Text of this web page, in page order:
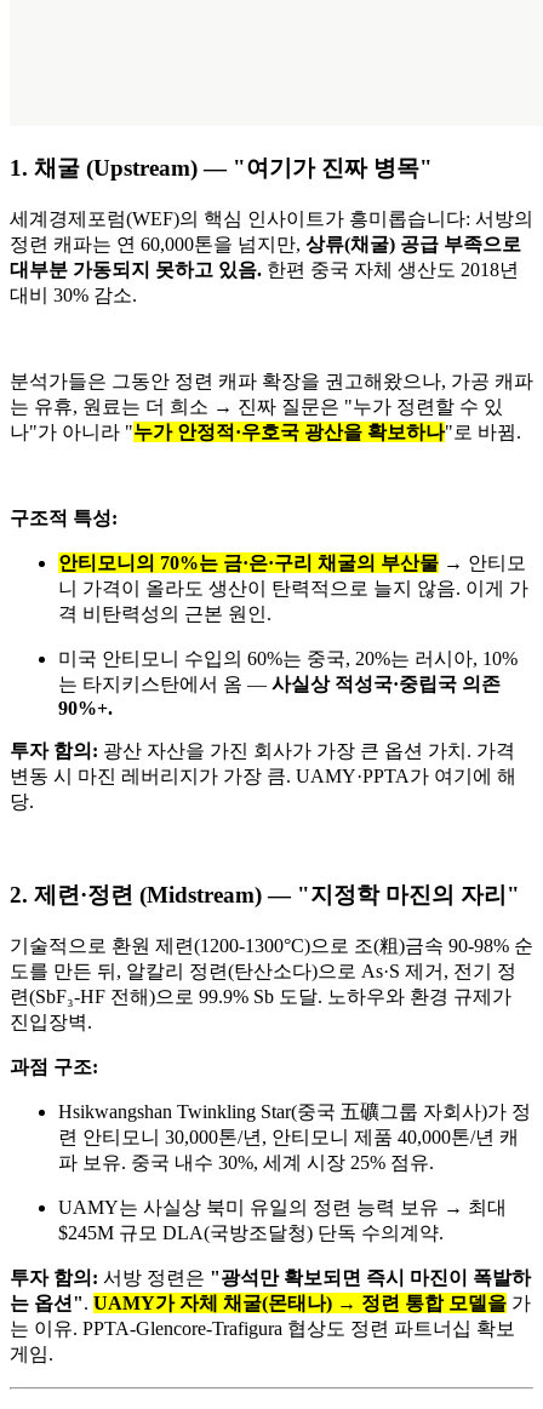
1. 채굴 (Upstream) — "여기가 진짜 병목"
세계경제포럼(WEF)의 핵심 인사이트가 흥미롭습니다: 서방의
정련 캐파는 연 60,000톤을 넘지만, 상류(채굴) 공급 부족으로
대부분 가동되지 못하고 있음. 한편 중국 자체 생산도 2018년
대비 30% 감소.
분석가들은 그동안 정련 캐파 확장을 권고해왔으나, 가공 캐파
는 유휴, 원료는 더 희소 → 진짜 질문은 "누가 정련할 수 있
나"가 아니라 "누가 안정적·우호국 광산을 확보하나"로 바뀜.
구조적 특성:
안티모니의 70%는 금·은·구리 채굴의 부산물 → 안티모
니 가격이 올라도 생산이 탄력적으로 늘지 않음. 이게 가
격 비탄력성의 근본 원인.
미국 안티모니 수입의 60%는 중국, 20%는 러시아, 10%
는 타지키스탄에서 옴 — 사실상 적성국·중립국 의존
90%+.
투자 함의: 광산 자산을 가진 회사가 가장 큰 옵션 가치. 가격
변동 시 마진 레버리지가 가장 큼. UAMY·PPTA가 여기에 해
당.
2. 제련·정련 (Midstream) — "지정학 마진의 자리"
기술적으로 환원 제련(1200-1300°C)으로 조(粗)금속 90-98% 순
도를 만든 뒤, 알칼리 정련(탄산소다)으로 As·S 제거, 전기 정
련(SbF₃-HF 전해)으로 99.9% Sb 도달. 노하우와 환경 규제가
진입장벽.
과점 구조:
Hsikwangshan Twinkling Star(중국 五礦그룹 자회사)가 정
련 안티모니 30,000톤/년, 안티모니 제품 40,000톤/년 캐
파 보유. 중국 내수 30%, 세계 시장 25% 점유.
UAMY는 사실상 북미 유일의 정련 능력 보유 → 최대
$245M 규모 DLA(국방조달청) 단독 수의계약.
투자 함의: 서방 정련은 "광석만 확보되면 즉시 마진이 폭발하
는 옵션". UAMY가 자체 채굴(몬태나) → 정련 통합 모델을 가
는 이유. PPTA-Glencore-Trafigura 협상도 정련 파트너십 확보
게임.